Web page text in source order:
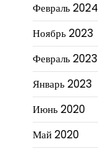
Февраль 2024
Ноябрь 2023
Февраль 2023
Январь 2023
Июнь 2020
Май 2020